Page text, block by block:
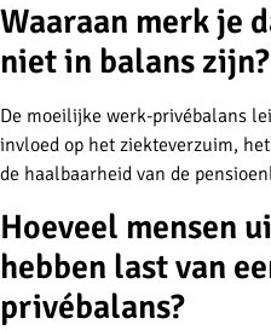
Waaraan merk je
niet in balans zijn?
De moeilijke werk-privébalans
invloed op het ziekteverzuim, het
de haalbaarheid van de
Hoeveel mensen
hebben last van
privébalans?